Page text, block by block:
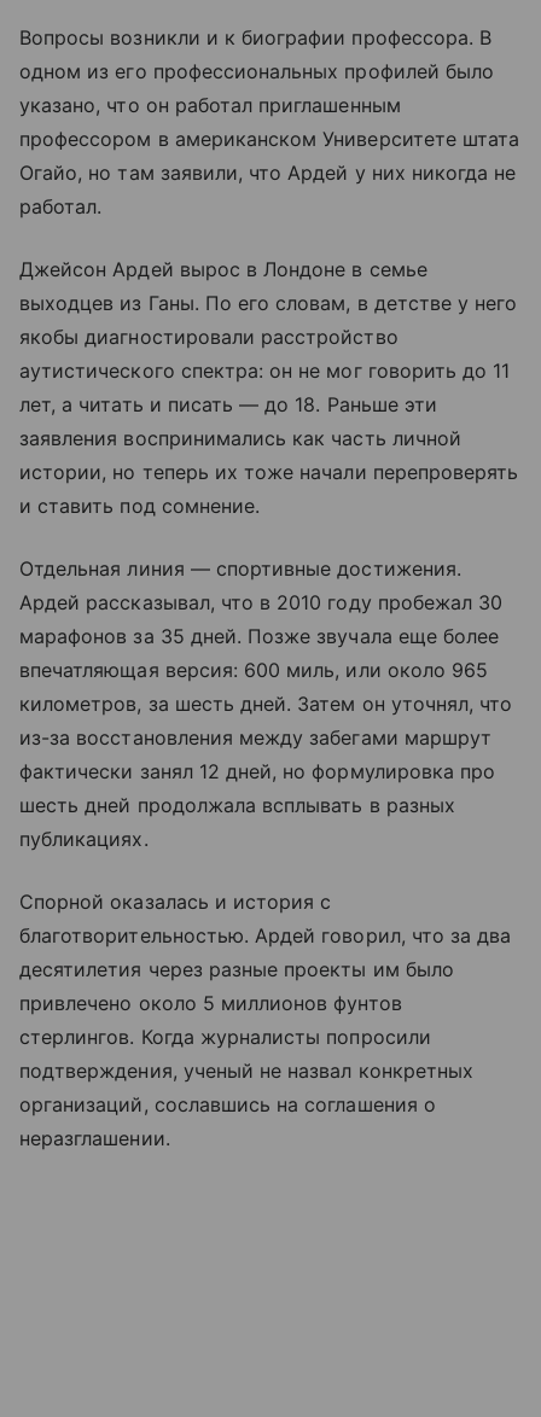
Вопросы возникли и к биографии профессора. В
одном из его профессиональных профилей было
указано, что он работал приглашенным
профессором в американском Университете штата
Огайо, но там заявили, что Ардей у них никогда не
работал.
Джейсон Ардей вырос в Лондоне в семье
выходцев из Ганы. По его словам, в детстве у него
якобы диагностировали расстройство
аутистического спектра: он не мог говорить до 11
лет, а читать и писать — до 18. Раньше эти
заявления воспринимались как часть личной
истории, но теперь их тоже начали перепроверять
и ставить под сомнение.
Отдельная линия — спортивные достижения.
Ардей рассказывал, что в 2010 году пробежал 30
марафонов за 35 дней. Позже звучала еще более
впечатляющая версия: 600 миль, или около 965
километров, за шесть дней. Затем он уточнял, что
из-за восстановления между забегами маршрут
фактически занял 12 дней, но формулировка про
шесть дней продолжала всплывать в разных
публикациях.
Спорной оказалась и история с
благотворительностью. Ардей говорил, что за два
десятилетия через разные проекты им было
привлечено около 5 миллионов фунтов
стерлингов. Когда журналисты попросили
подтверждения, ученый не назвал конкретных
организаций, сославшись на соглашения о
неразглашении.